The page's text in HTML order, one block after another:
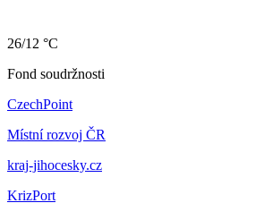
26/12 °C
Fond soudržnosti
CzechPoint
Místní rozvoj ČR
kraj-jihocesky.cz
KrizPort